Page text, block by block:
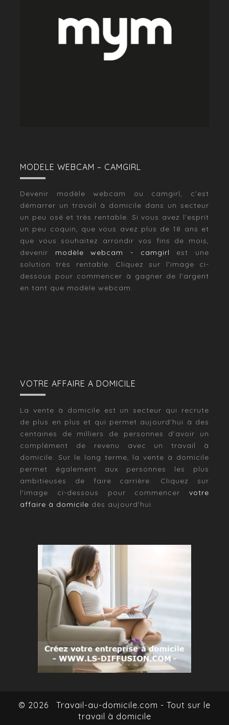
MODELE WEBCAM – CAMGIRL
Devenir modèle webcam ou camgirl, c’est
démarrer un travail à domicile dans un secteur
un peu osé et très rentable. Si vous avez l’esprit
un peu coquin, que vous avez plus de 18 ans et
que vous souhaitez arrondir vos fins de mois,
devenir modèle webcam - camgirl est une
solution très rentable. Cliquez sur l'image ci-
dessous pour commencer à gagner de l'argent
en tant que modèle webcam.
VOTRE AFFAIRE A DOMICILE
La vente à domicile est un secteur qui recrute
de plus en plus et qui permet aujourd’hui à des
centaines de milliers de personnes d’avoir un
complément de revenu avec un travail à
domicile. Sur le long terme, la vente à domicile
permet également aux personnes les plus
ambitieuses de faire carrière. Cliquez sur
l'image ci-dessous pour commencer votre
affaire à domicile dès aujourd'hui.
© 2026
Travail-au-domicile.com - Tout sur le
travail à domicile